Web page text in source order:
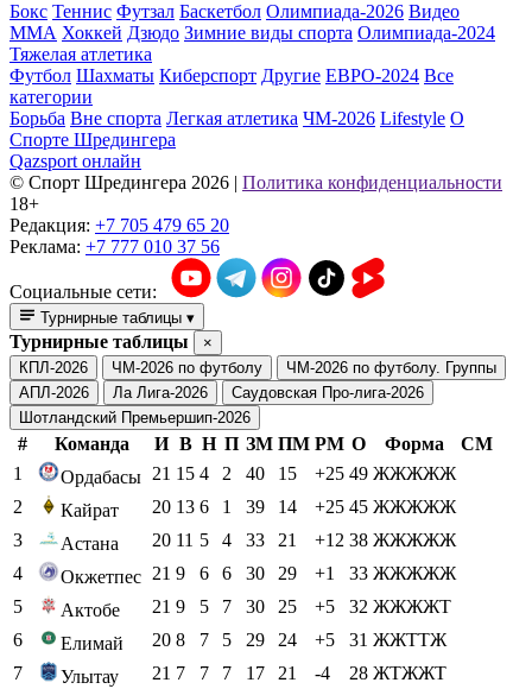
Бокс Теннис Футзал Баскетбол Олимпиада-2026 Видео
ММА Хоккей Дзюдо Зимние виды спорта Олимпиада-2024
Тяжелая атлетика
Футбол Шахматы Киберспорт Другие ЕВРО-2024 Все
категории
Борьба Вне спорта Легкая атлетика ЧМ-2026 Lifestyle О
Спорте Шредингера
Qazsport онлайн
© Cпорт Шредингера 2026 | Политика конфиденциальности
18+
Редакция: +7 705 479 65 20
Реклама: +7 777 010 37 56
Социальные сети:
Турнирные таблицы ▾
Турнирные таблицы
×
КПЛ-2026
ЧМ-2026 по футболу
ЧМ-2026 по футболу. Группы
АПЛ-2026
Ла Лига-2026
Саудовская Про-лига-2026
Шотландский Премьершип-2026
# Команда И В Н П ЗМ ПМ РМ О Форма
СМ
1
Ордабасы 21 15 4 2 40 15 +25 49 ЖЖЖЖЖ
2
Кайрат 20 13 6 1 39 14 +25 45 ЖЖЖЖЖ
3
Астана 20 11 5 4 33 21 +12 38 ЖЖЖЖЖ
4
Окжетпес 21 9 6 6 30 29 +1 33 ЖЖЖЖЖ
5
Актобе 21 9 5 7 30 25 +5 32 ЖЖЖЖТ
6
Елимай 20 8 7 5 29 24 +5 31 ЖЖТТЖ
7
Улытау 21 7 7 7 17 21 -4 28 ЖТЖЖТ